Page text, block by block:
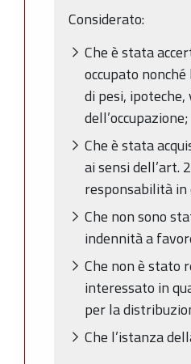
Considerato:
Che è stata
occupato
di pesi,
dell’occupazione;
Che è stata
ai sensi dell’art.
responsabilità
Che non sono
indennità a
Che non è stato
interessato in
per la
Che l’istanza